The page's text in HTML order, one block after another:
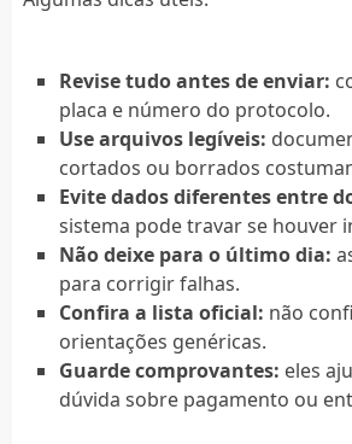
Revise tudo antes de enviar:
placa e número do protocolo.
Use arquivos legíveis:
cortados ou borrados
Evite dados diferentes entre
sistema pode travar se houver
Não deixe para o último dia:
para corrigir falhas.
Confira a lista oficial: não
orientações genéricas.
Guarde comprovantes: eles
dúvida sobre pagamento ou